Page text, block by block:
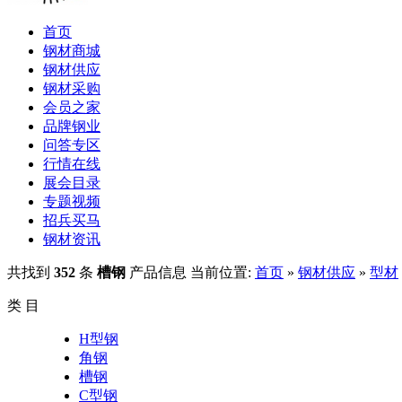
首页
钢材商城
钢材供应
钢材采购
会员之家
品牌钢业
问答专区
行情在线
展会目录
专题视频
招兵买马
钢材资讯
共找到 352 条 槽钢 产品信息 当前位置: 首页 » 钢材供应 » 型材
类 目
H型钢
角钢
槽钢
C型钢